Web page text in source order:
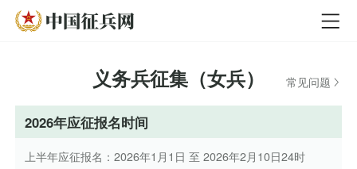
义务兵征集（女兵） 常见问题
2026年应征报名时间
上半年应征报名：2026年1月1日 至 2026年2月10日24时